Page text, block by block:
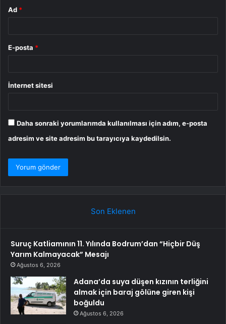
Ad *
E-posta *
İnternet sitesi
Daha sonraki yorumlarımda kullanılması için adım, e-posta
adresim ve site adresim bu tarayıcıya kaydedilsin.
Son Eklenen
Suruç Katliamının 11. Yılında Bodrum’dan “Hiçbir Düş
Yarım Kalmayacak” Mesajı
Ağustos 6, 2026
Adana’da suya düşen kızının terliğini
almak için baraj gölüne giren kişi
boğuldu
Ağustos 6, 2026